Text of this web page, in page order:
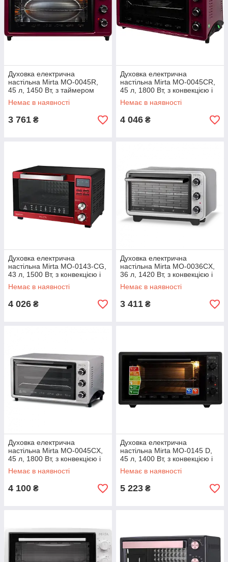
Духовка електрична
настільна Mirta MO-0045R,
45 л, 1450 Вт, з таймером
Немає в наявності
3 761 ₴
Духовка електрична
настільна Mirta MO-0045CR,
45 л, 1800 Вт, з конвекцією і
таймером
Немає в наявності
4 046 ₴
Духовка електрична
настільна Mirta MO-0143-CG,
43 л, 1500 Вт, з конвекцією і
таймером
Немає в наявності
4 026 ₴
Духовка електрична
настільна Mirta MO-0036CX,
36 л, 1420 Вт, з конвекцією і
таймером
Немає в наявності
3 411 ₴
Духовка електрична
настільна Mirta MO-0045CX,
45 л, 1800 Вт, з конвекцією і
таймером
Немає в наявності
4 100 ₴
Духовка електрична
настільна Mirta MO-0145 D,
45 л, 1400 Вт, з конвекцією і
таймером
Немає в наявності
5 223 ₴